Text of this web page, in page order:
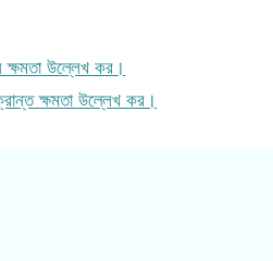
ক্ষমতা উল্লেখ কর।
ক্ষমতা উল্লেখ কর।